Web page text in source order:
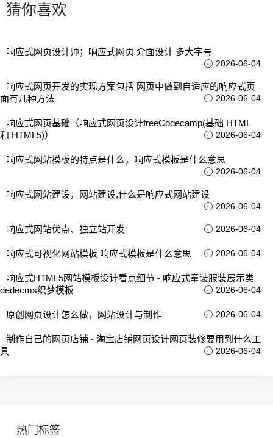
猜你喜欢
响应式网页设计师；响应式网页 介面设计 多大字号
2026-06-04
响应式网页开发的实现方案包括 网页中做到自适应的响应式页
面有几种方法
2026-06-04
响应式网页基础（响应式网页设计freeCodecamp(基础 HTML
和 HTML5)）
2026-06-04
响应式网站模板的特点是什么，响应式模板是什么意思
2026-06-04
响应式网站建设，网站建设,什么是响应式网站建设
2026-06-04
响应式网站优点、独立站开发 2026-06-04
响应式可视化网站模板 响应式模板是什么意思 2026-06-04
响应式HTML5网站模板设计看点细节 - 响应式童装服装展示类
dedecms织梦模板
2026-06-04
原创网页设计怎么做，网站设计与制作 2026-06-04
制作自己的网页店铺 - 淘宝店铺网页设计网页装修要用到什么工
具
2026-06-04
热门标签